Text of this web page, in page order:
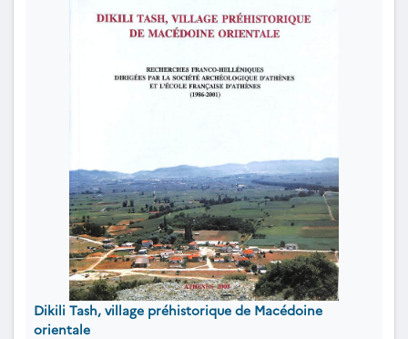
Dikili Tash, village préhistorique de Macédoine
orientale